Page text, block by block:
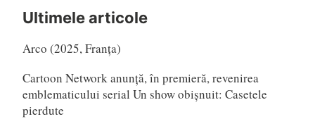
Ultimele articole
Arco (2025, Franța)
Cartoon Network anunță, în premieră, revenirea
emblematicului serial Un show obișnuit: Casetele
pierdute